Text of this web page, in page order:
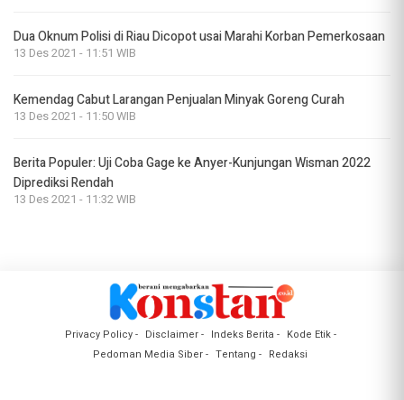
Dua Oknum Polisi di Riau Dicopot usai Marahi Korban Pemerkosaan
13 Des 2021 - 11:51 WIB
Kemendag Cabut Larangan Penjualan Minyak Goreng Curah
13 Des 2021 - 11:50 WIB
Berita Populer: Uji Coba Gage ke Anyer-Kunjungan Wisman 2022
Diprediksi Rendah
13 Des 2021 - 11:32 WIB
Privacy Policy Disclaimer Indeks Berita
Kode Etik
Pedoman Media Siber
Tentang Redaksi